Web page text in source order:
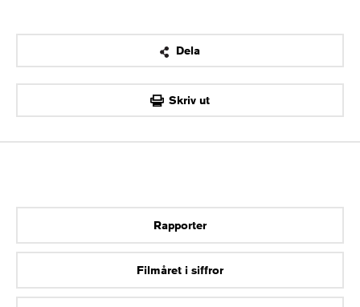
Dela
OK
Skriv ut
Rapporter
Filmåret i siffror